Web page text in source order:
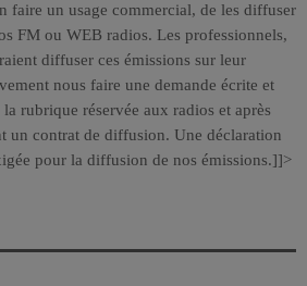
faire un usage commercial, de les diffuser
FM ou WEB radios. Les professionnels,
diffuser ces émissions sur leur
nous faire une demande écrite et
rubrique réservée aux radios et après
un contrat de diffusion. Une déclaration
pour la diffusion de nos émissions.]]>